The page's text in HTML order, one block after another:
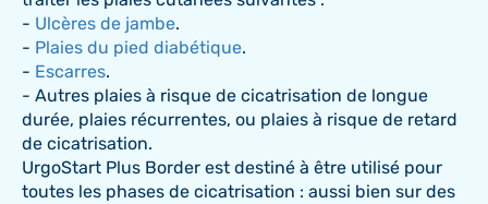
- Ulcères de jambe.
- Plaies du pied diabétique.
- Escarres.
- Autres plaies à risque de cicatrisation de longue
durée, plaies récurrentes, ou plaies à risque de retard
de cicatrisation.
UrgoStart Plus Border est destiné à être utilisé pour
toutes les phases de cicatrisation : aussi bien sur des